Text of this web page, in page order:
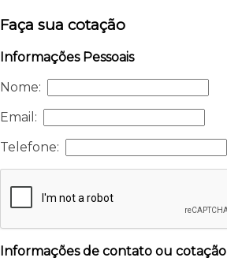
Faça sua cotação
Informações Pessoais
Nome:
Email:
Telefone:
Informações de contato ou cotação